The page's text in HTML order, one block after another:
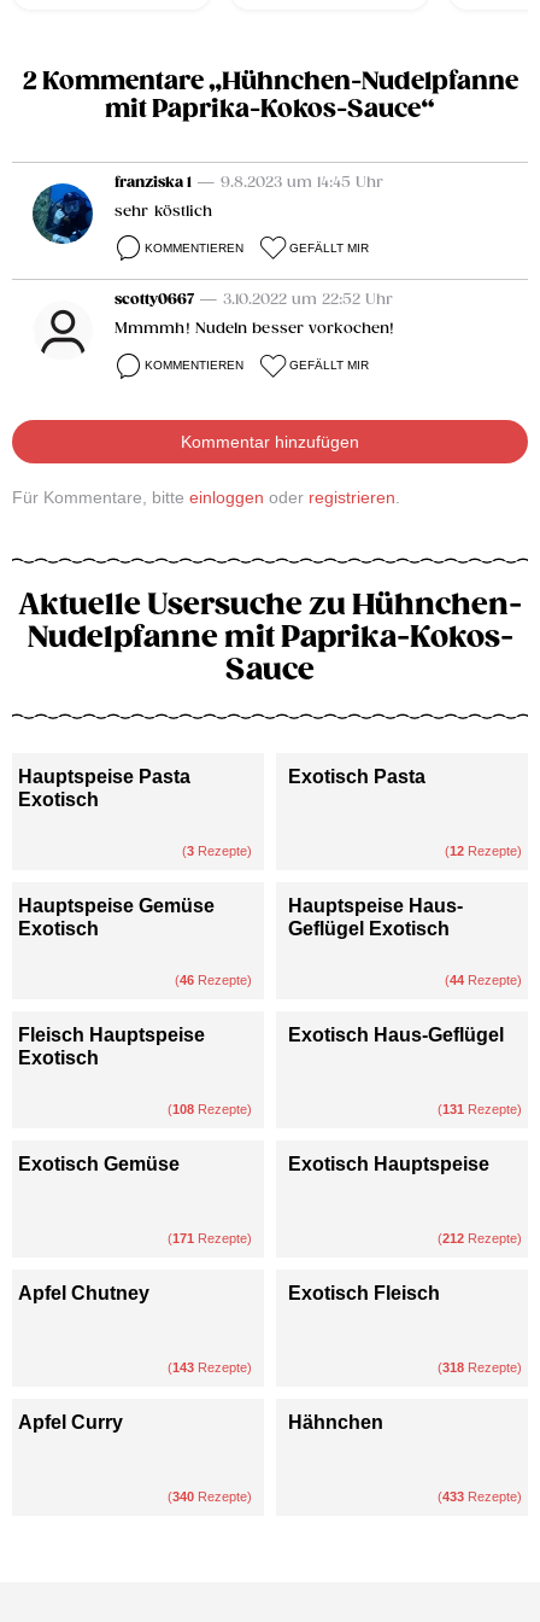
2 Kommentare „Hühnchen-Nudelpfanne
mit Paprika-Kokos-Sauce“
franziska 1 — 9.8.2023 um 14:45 Uhr
sehr köstlich
KOMMENTIEREN GEFÄLLT MIR
scotty0667 — 3.10.2022 um 22:52 Uhr
Mmmmh! Nudeln besser vorkochen!
KOMMENTIEREN GEFÄLLT MIR
Kommentar hinzufügen
Für Kommentare, bitte einloggen oder registrieren.
Aktuelle Usersuche zu Hühnchen-
Nudelpfanne mit Paprika-Kokos-
Sauce
Hauptspeise Pasta
Exotisch
(3 Rezepte)
Exotisch Pasta
(12 Rezepte)
Hauptspeise Gemüse
Exotisch
(46 Rezepte)
Hauptspeise Haus-
Geflügel Exotisch
(44 Rezepte)
Fleisch Hauptspeise
Exotisch
(108 Rezepte)
Exotisch Haus-Geflügel
(131 Rezepte)
Exotisch Gemüse
(171 Rezepte)
Exotisch Hauptspeise
(212 Rezepte)
Apfel Chutney
(143 Rezepte)
Exotisch Fleisch
(318 Rezepte)
Apfel Curry
(340 Rezepte)
Hähnchen
(433 Rezepte)